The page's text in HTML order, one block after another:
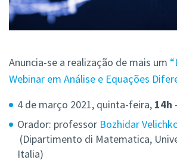
Anuncia-se a realização de mais um
Webinar em Análise e Equações
4 de março 2021, quinta-feira, 14h
Orador: professor Bozhidar
(Dipartimento di Matematica,
Italia)